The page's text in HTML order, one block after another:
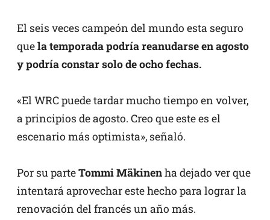
El seis veces campeón del mundo esta seguro
quela temporada podría reanudarse en agosto
y podría constar solo de ocho fechas.
«El WRC puede tardar mucho tiempo en volver,
a principios de agosto. Creo que este es el
escenario más optimista», señaló.
Por su parteTommi Mäkinenha dejado ver que
intentará aprovechar este hecho para lograr la
renovación del francés un año más.